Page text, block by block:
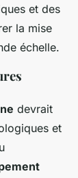
et des
la mise
échelle.
devrait
et